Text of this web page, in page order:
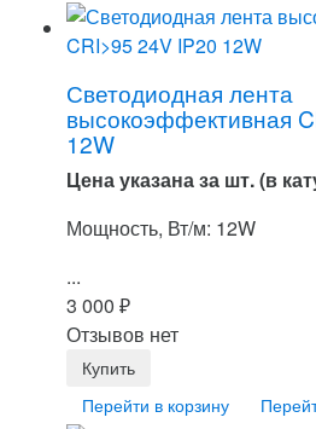
Светодиодная лента
высокоэффективная
12W
Цена указана за шт. (в
Мощность, Вт/м: 12W
...
3 000 ₽
Отзывов нет
Перейти в корзину